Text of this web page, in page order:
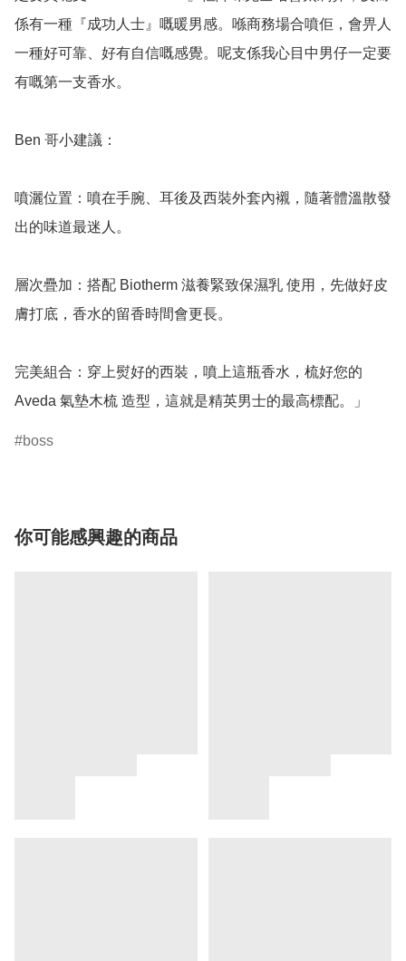
係有一種『成功人士』嘅暖男感。喺商務場合噴佢，會畀人
一種好可靠、好有自信嘅感覺。呢支係我心目中男仔一定要
有嘅第一支香水。
Ben 哥小建議：
噴灑位置：噴在手腕、耳後及西裝外套內襯，隨著體溫散發
出的味道最迷人。
層次疊加：搭配 Biotherm 滋養緊致保濕乳 使用，先做好皮
膚打底，香水的留香時間會更長。
完美組合：穿上熨好的西裝，噴上這瓶香水，梳好您的
Aveda 氣墊木梳 造型，這就是精英男士的最高標配。」
boss
你可能感興趣的商品